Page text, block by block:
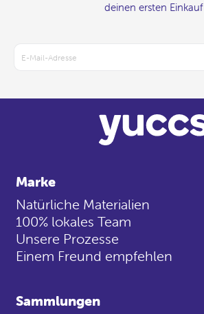
deinen ersten Einkauf
Marke
Natürliche Materialien
100% lokales Team
Unsere Prozesse
Einem Freund empfehlen
Sammlungen